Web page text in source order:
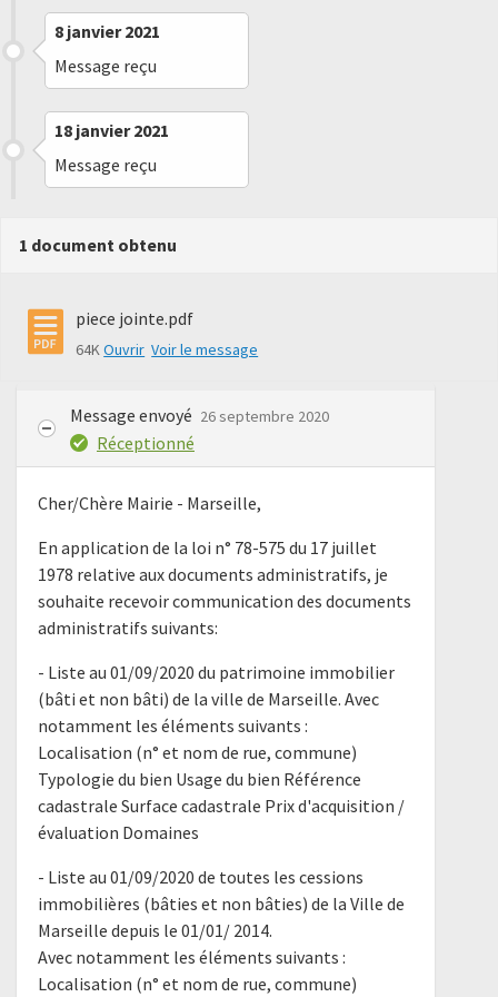
8 janvier 2021
Message reçu
18 janvier 2021
Message reçu
1 document obtenu
piece jointe.pdf
64KOuvrir Voir le message
Message envoyé 26 septembre 2020
Réceptionné
Cher/Chère Mairie - Marseille,
En application de la loi n° 78-575 du 17 juillet
1978 relative aux documents administratifs, je
souhaite recevoir communication des documents
administratifs suivants:
- Liste au 01/09/2020 du patrimoine immobilier
(bâti et non bâti) de la ville de Marseille. Avec
notamment les éléments suivants :
Localisation (n° et nom de rue, commune)
Typologie du bien Usage du bien Référence
cadastrale Surface cadastrale Prix d'acquisition /
évaluation Domaines
- Liste au 01/09/2020 de toutes les cessions
immobilières (bâties et non bâties) de la Ville de
Marseille depuis le 01/01/ 2014.
Avec notamment les éléments suivants :
Localisation (n° et nom de rue, commune)